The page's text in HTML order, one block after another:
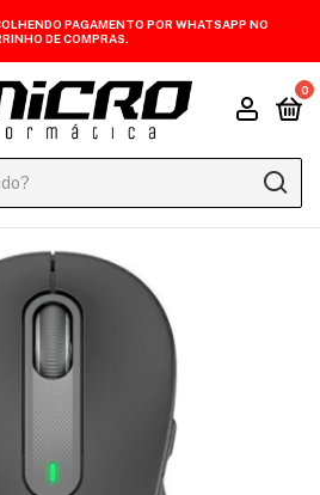
PAGAMENTO POR WHATSAPP NO
DE COMPRAS.
0